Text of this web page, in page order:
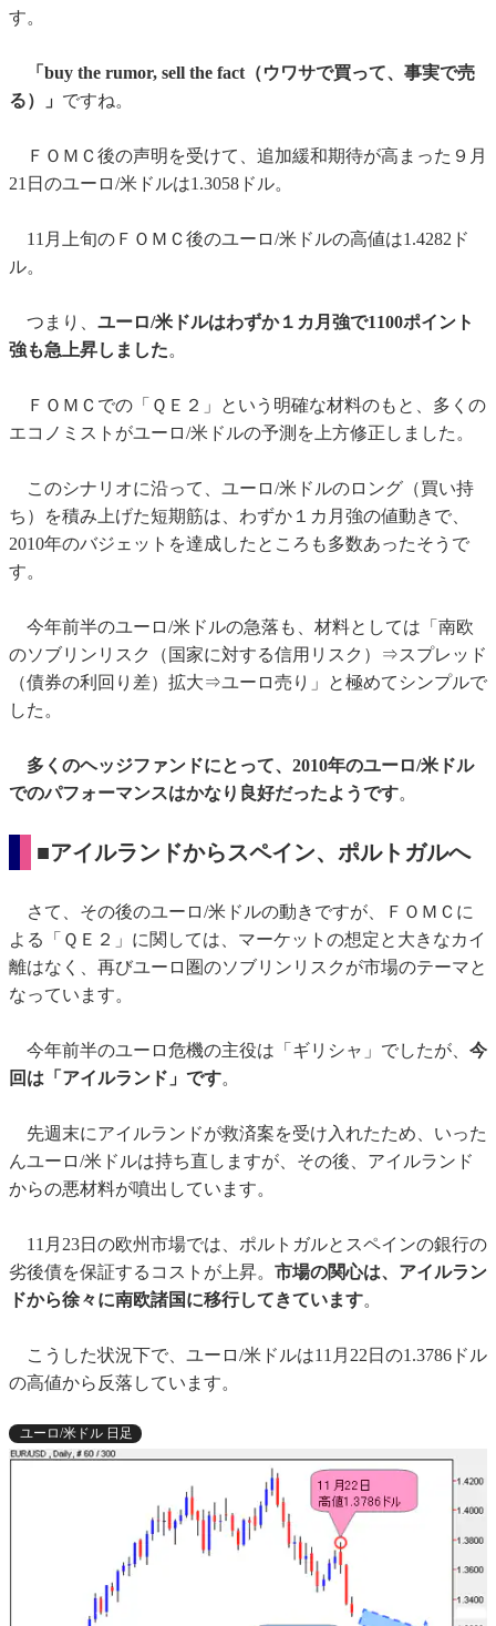
す。
「buy the rumor, sell the fact（ウワサで買って、事実で売
る）」 ですね。
ＦＯＭＣ後の声明を受けて、追加緩和期待が高まった９月
21日のユーロ/米ドルは1.3058ドル。
11月上旬のＦＯＭＣ後のユーロ/米ドルの高値は1.4282ド
ル。
つまり、 ユーロ/米ドルはわずか１カ月強で1100ポイント
強も急上昇しました。
ＦＯＭＣでの「ＱＥ２」という明確な材料のもと、多くの
エコノミストがユーロ/米ドルの予測を上方修正しました。
このシナリオに沿って、ユーロ/米ドルのロング（買い持
ち）を積み上げた短期筋は、わずか１カ月強の値動きで、
2010年のバジェットを達成したところも多数あったそうで
す。
今年前半のユーロ/米ドルの急落も、材料としては「南欧
のソブリンリスク（国家に対する信用リスク）⇒スプレッド
（債券の利回り差）拡大⇒ユーロ売り」と極めてシンプルで
した。
多くのヘッジファンドにとって、2010年のユーロ/米ドル
でのパフォーマンスはかなり良好だったようです。
■アイルランドからスペイン、ポルトガルへ
さて、その後のユーロ/米ドルの動きですが、ＦＯＭＣに
よる「ＱＥ２」に関しては、マーケットの想定と大きなカイ
離はなく、再びユーロ圏のソブリンリスクが市場のテーマと
なっています。
今年前半のユーロ危機の主役は「ギリシャ」でしたが、 今
回は「アイルランド」です。
先週末にアイルランドが救済案を受け入れたため、いった
んユーロ/米ドルは持ち直しますが、その後、アイルランド
からの悪材料が噴出しています。
11月23日の欧州市場では、ポルトガルとスペインの銀行の
劣後債を保証するコストが上昇。 市場の関心は、アイルラン
ドから徐々に南欧諸国に移行してきています。
こうした状況下で、ユーロ/米ドルは11月22日の1.3786ドル
の高値から反落しています。
ユーロ/米ドル 日足